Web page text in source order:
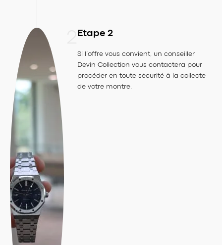
Etape 2
Si l’offre vous convient, un conseiller
Devin Collection vous contactera pour
procéder en toute sécurité à la collecte
de votre montre.